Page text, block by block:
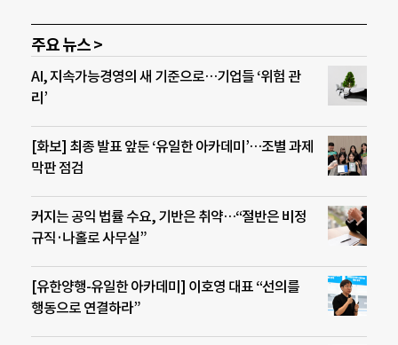
주요 뉴스 >
AI, 지속가능경영의 새 기준으로…기업들 ‘위험 관
리’
[화보] 최종 발표 앞둔 ‘유일한 아카데미’…조별 과제
막판 점검
커지는 공익 법률 수요, 기반은 취약…“절반은 비정
규직·나홀로 사무실”
[유한양행-유일한 아카데미] 이호영 대표 “선의를
행동으로 연결하라”